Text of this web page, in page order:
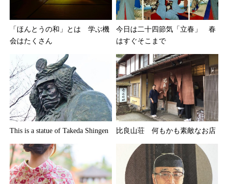
「ほんとうの和」とは 学ぶ機
会はたくさん
今日は二十四節気「立春」 春
はすぐそこまで
This is a statue of Takeda Shingen 比良山荘 何もかも素敵なお店